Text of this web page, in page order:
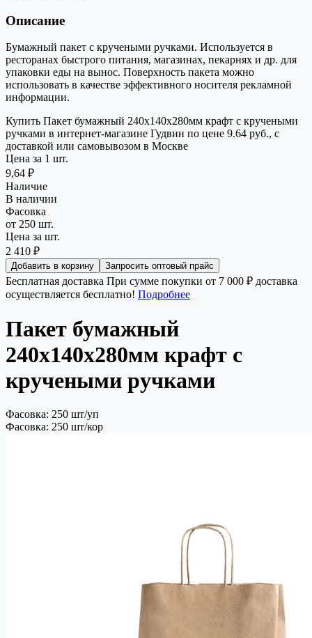
Описание
Бумажный пакет с кручеными ручками. Используется в
ресторанах быстрого питания, магазинах, пекарнях и др. для
упаковки еды на вынос. Поверхность пакета можно
использовать в качестве эффективного носителя рекламной
информации.
Купить Пакет бумажный 240х140х280мм крафт с кручеными
ручками в интернет-магазине Гудвин по цене 9.64 руб., с
доставкой или самовывозом в Москве
Цена за 1 шт.
9,64 ₽
Наличие
В наличии
Фасовка
от 250 шт.
Цена за шт.
2 410 ₽
Добавить в корзину Запросить оптовый прайс
Бесплатная доставка При сумме покупки от 7 000 ₽ доставка
осуществляется бесплатно! Подробнее
Пакет бумажный
240х140х280мм крафт с
кручеными ручками
Фасовка: 250 шт/уп
Фасовка: 250 шт/кор